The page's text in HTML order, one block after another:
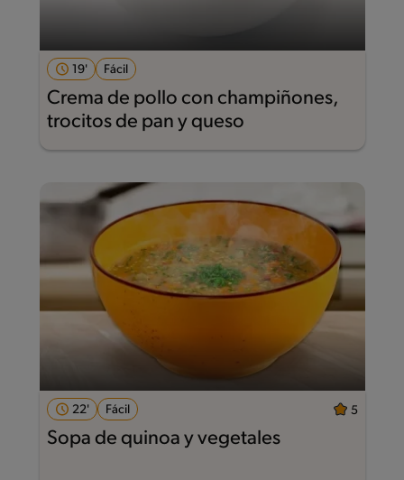
19' Fácil
Crema de pollo con champiñones,
trocitos de pan y queso
22' Fácil 5
Sopa de quinoa y vegetales